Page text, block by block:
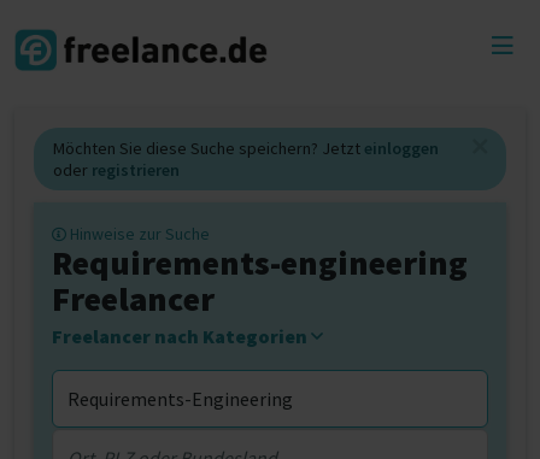
Möchten Sie diese Suche speichern? Jetzt einloggen
oder registrieren
Hinweise zur Suche
Requirements-engineering
Freelancer
Freelancer nach Kategorien